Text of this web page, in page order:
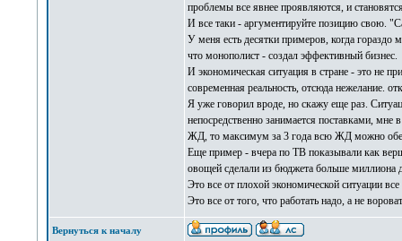
проблемы все явнее проявляются, и
И все таки - аргументируйте позицию свою.
У меня есть десятки примеров, когда гораздо
что монополист - создал эффективный бизнес.
И экономическая ситуация в стране - это не
современная реальность, отсюда нежелание.
Я уже говорил вроде, но скажу еще раз.
непосредственно занимается поставками,
ЖД, то максимум за 3 года всю ЖД можно
Еще пример - вчера по ТВ показывали как
овощей сделали из бюджета больше миллиона
Это все от плохой экономической ситуации все
Это все от того, что работать надо, а не
Вернуться к началу